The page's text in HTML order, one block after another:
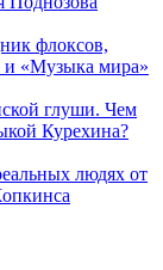
флоксов,
и «Музыка мира»
глуши. Чем
Курехина?
людях от